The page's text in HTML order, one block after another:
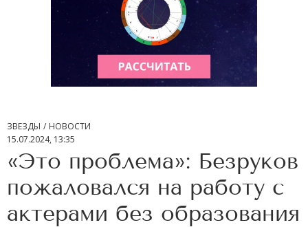
ЗВЕЗДЫ
НОВОСТИ
15.07.2024, 13:35
«Это проблема»: Безруков
пожаловался на работу с
актерами без образования